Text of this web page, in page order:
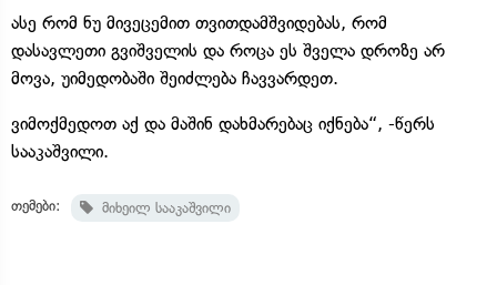
ასე რომ ნუ მივეცემით თვითდამშვიდებას, რომ
დასავლეთი გვიშველის და როცა ეს შველა დროზე არ
მოვა, უიმედობაში შეიძლება ჩავვარდეთ.
ვიმოქმედოთ აქ და მაშინ დახმარებაც იქნება“, -წერს
სააკაშვილი.
თემები: მიხეილ სააკაშვილი